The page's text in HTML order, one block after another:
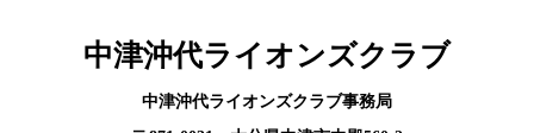
中津沖代ライオンズクラブ
中津沖代ライオンズクラブ事務局